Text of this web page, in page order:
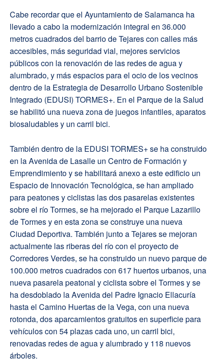
Cabe recordar que el Ayuntamiento de Salamanca ha
llevado a cabo la modernización integral en 36.000
metros cuadrados del barrio de Tejares con calles más
accesibles, más seguridad vial, mejores servicios
públicos con la renovación de las redes de agua y
alumbrado, y más espacios para el ocio de los vecinos
dentro de la Estrategia de Desarrollo Urbano Sostenible
Integrado (EDUSI) TORMES+. En el Parque de la Salud
se habilitó una nueva zona de juegos infantiles, aparatos
biosaludables y un carril bici.
También dentro de la EDUSI TORMES+ se ha construido
en la Avenida de Lasalle un Centro de Formación y
Emprendimiento y se habilitará anexo a este edificio un
Espacio de Innovación Tecnológica, se han ampliado
para peatones y ciclistas las dos pasarelas existentes
sobre el río Tormes, se ha mejorado el Parque Lazarillo
de Tormes y en esta zona se construye una nueva
Ciudad Deportiva. También junto a Tejares se mejoran
actualmente las riberas del río con el proyecto de
Corredores Verdes, se ha construido un nuevo parque de
100.000 metros cuadrados con 617 huertos urbanos, una
nueva pasarela peatonal y ciclista sobre el Tormes y se
ha desdoblado la Avenida del Padre Ignacio Ellacuría
hasta el Camino Huertas de la Vega, con una nueva
rotonda, dos aparcamientos gratuitos en superficie para
vehículos con 54 plazas cada uno, un carril bici,
renovadas redes de agua y alumbrado y 118 nuevos
árboles.